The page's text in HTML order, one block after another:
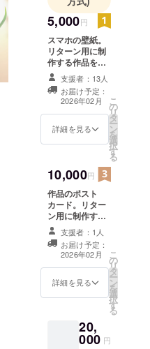
の仕事をし
ています。
生のお花を
生けること
で人の心を
動かせるよ
うな作品を
制作をして
います。
5,000円
スマホの壁紙。
リターン用に制
作する作品を壁
紙としてリター
ンします。
支援者：13人
お届け予定：
2026年02月
詳細を見る
こ
の
リ
タ
ー
ン
を
選
択
す
る
10,000円
作品のポスト
カード。リター
ン用に制作する
作品をポスト
カードにしてお
届けします！
支援者：1人
お届け予定：
2026年02月
詳細を見る
こ
の
リ
タ
ー
ン
を
選
択
す
る
20,
000 円